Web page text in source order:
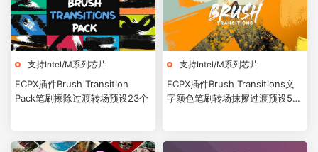
支持Intel/M系列芯片
FCPX插件Brush Transition
Pack笔刷擦除过渡转场预设23个
支持Intel/M系列芯片
FCPX插件Brush Transitions文
字颜色笔刷转场抹擦过渡预设50